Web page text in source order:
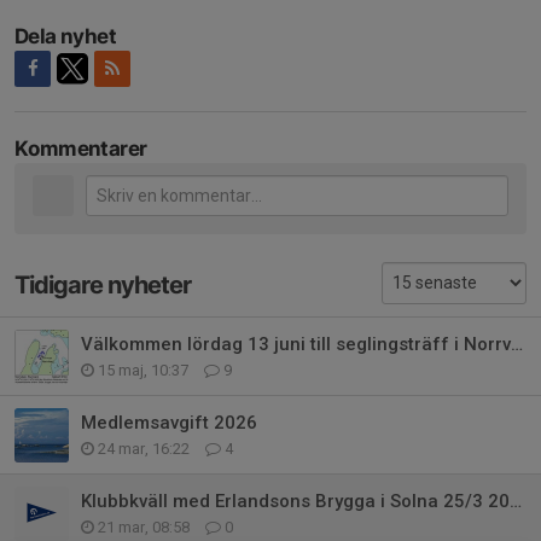
Dela nyhet
Kommentarer
Tidigare nyheter
Välkommen lördag 13 juni till seglingsträff i Norrviken
15 maj, 10:37 9
Medlemsavgift 2026
24 mar, 16:22 4
Klubbkväll med Erlandsons Brygga i Solna 25/3 2026.
21 mar, 08:58 0